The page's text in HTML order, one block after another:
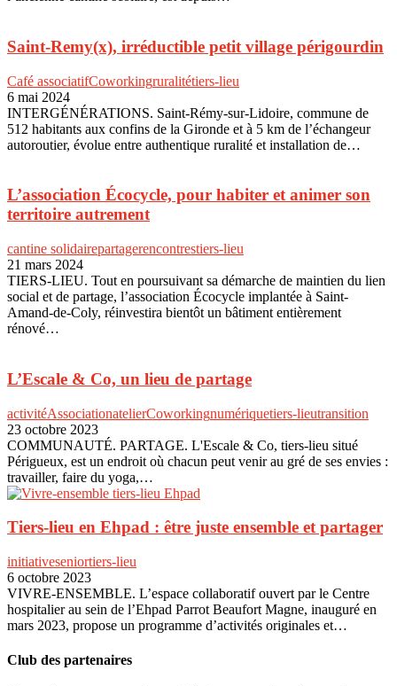
Saint-Remy(x), irréductible petit village périgourdin
Café associatifCoworkingruralitétiers-lieu
6 mai 2024
INTERGÉNÉRATIONS. Saint-Rémy-sur-Lidoire, commune de
512 habitants aux confins de la Gironde et à 5 km de l’échangeur
autoroutier, évolue entre authentique ruralité et installation de…
L’association Écocycle, pour habiter et animer son
territoire autrement
cantine solidairepartagerencontrestiers-lieu
21 mars 2024
TIERS-LIEU. Tout en poursuivant sa démarche de maintien du lien
social et de partage, l’association Écocycle implantée à Saint-
Amand-de-Coly, réinvestira bientôt un bâtiment entièrement
rénové…
L’Escale & Co, un lieu de partage
activitéAssociationatelierCoworkingnumériquetiers-lieutransition
23 octobre 2023
COMMUNAUTÉ. PARTAGE. L'Escale & Co, tiers-lieu situé
Périgueux, est un endroit où chacun peut venir au gré de ses envies :
travailler, faire du yoga,…
Tiers-lieu en Ehpad : être juste ensemble et partager
initiativeseniortiers-lieu
6 octobre 2023
VIVRE-ENSEMBLE. L’espace collaboratif ouvert par le Centre
hospitalier au sein de l’Ehpad Parrot Beaufort Magne, inauguré en
mars 2023, propose un programme d’activités originales et…
Club des partenaires